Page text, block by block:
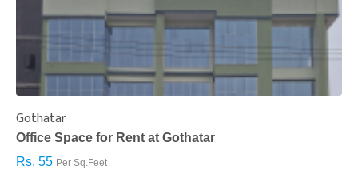
Gothatar
Office Space for Rent at Gothatar
Rs. 55 Per Sq.Feet